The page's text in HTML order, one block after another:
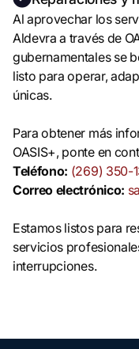
Al aprovechar los
Aldevra a través de
gubernamentales se
listo para operar,
únicas.
Para obtener más
OASIS+, ponte en
Teléfono: (269) 350-
Correo electrónico:
Estamos listos para
servicios
interrupciones.